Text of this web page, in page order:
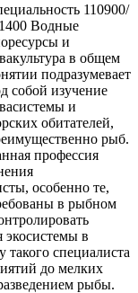
110900/
Водные
и
в общем
подразумевает
собой изучение
и
обитателей,
рыб.
профессия
особенно те,
в рыбном
экосистемы в
такого специалиста
до мелких
рыбы.